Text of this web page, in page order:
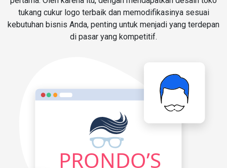
tukang cukur logo terbaik dan memodifikasinya sesuai
kebutuhan bisnis Anda, penting untuk menjadi yang terdepan
di pasar yang kompetitif.